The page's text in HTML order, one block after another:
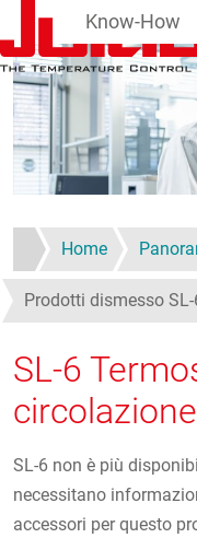
Salta al contenuto
Know-How
Home
Prodotti dismesso SL-
SL-6
circolazione
SL-6 non è più
necessitano
accessori per questo